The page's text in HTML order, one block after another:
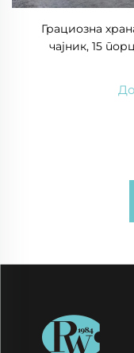
Грациозна
чајник, 15